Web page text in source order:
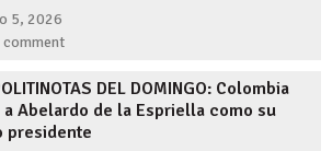
5, 2026
comment
DEL DOMINGO: Colombia
Abelardo de la Espriella como su
presidente